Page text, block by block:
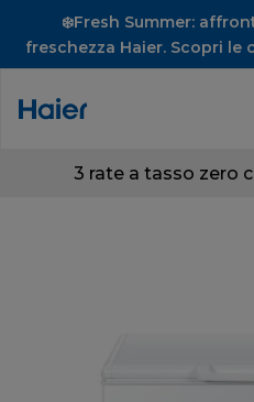
❄️Fresh Summer:
freschezza Haier. Scopri le
3 rate a tasso zero